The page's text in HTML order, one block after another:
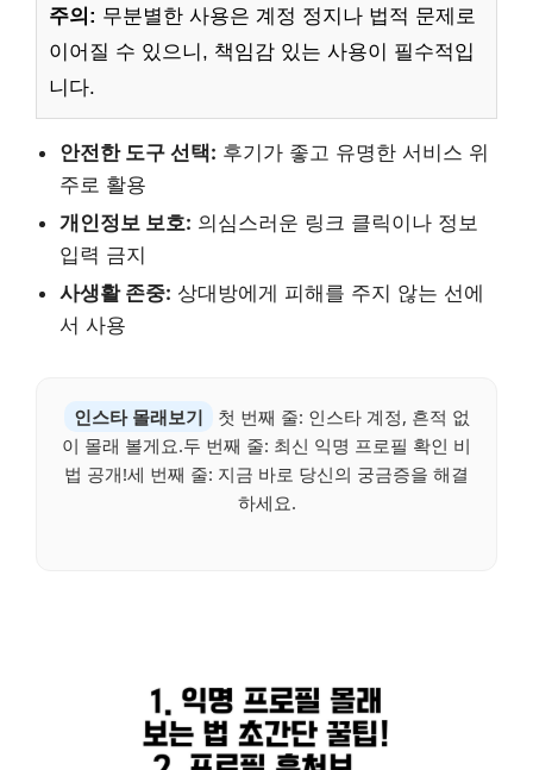
주의: 무분별한 사용은 계정 정지나 법적 문제로
이어질 수 있으니, 책임감 있는 사용이 필수적입
니다.
안전한 도구 선택: 후기가 좋고 유명한 서비스 위
주로 활용
개인정보 보호: 의심스러운 링크 클릭이나 정보
입력 금지
사생활 존중: 상대방에게 피해를 주지 않는 선에
서 사용
인스타 몰래보기
첫 번째 줄: 인스타 계정, 흔적 없
이 몰래 볼게요.두 번째 줄: 최신 익명 프로필 확인 비
법 공개!세 번째 줄: 지금 바로 당신의 궁금증을 해결
하세요.